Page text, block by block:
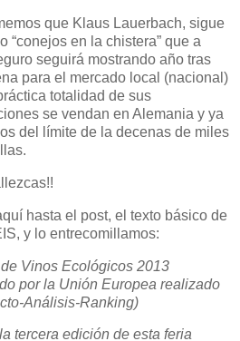
que Klaus Lauerbach, sigue
“conejos en la chistera” que a
seguirá mostrando año tras
para el mercado local (nacional)
totalidad de sus
se vendan en Alemania y ya
del límite de la decenas de miles
hasta el post, el texto básico de
y lo entrecomillamos:
Vinos Ecológicos 2013
por la Unión Europea realizado
Análisis-Ranking)
tercera edición de esta feria